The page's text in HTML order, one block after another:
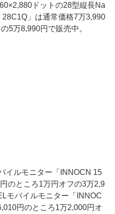
ドットの28型縦長Na
」は通常価格7万3,990
5万8,990円で販売中。
イルモニター「INNOCN 15
のところ1万円オフの3万2,9
モバイルモニター「INNOC
円のところ1万2,000円オ